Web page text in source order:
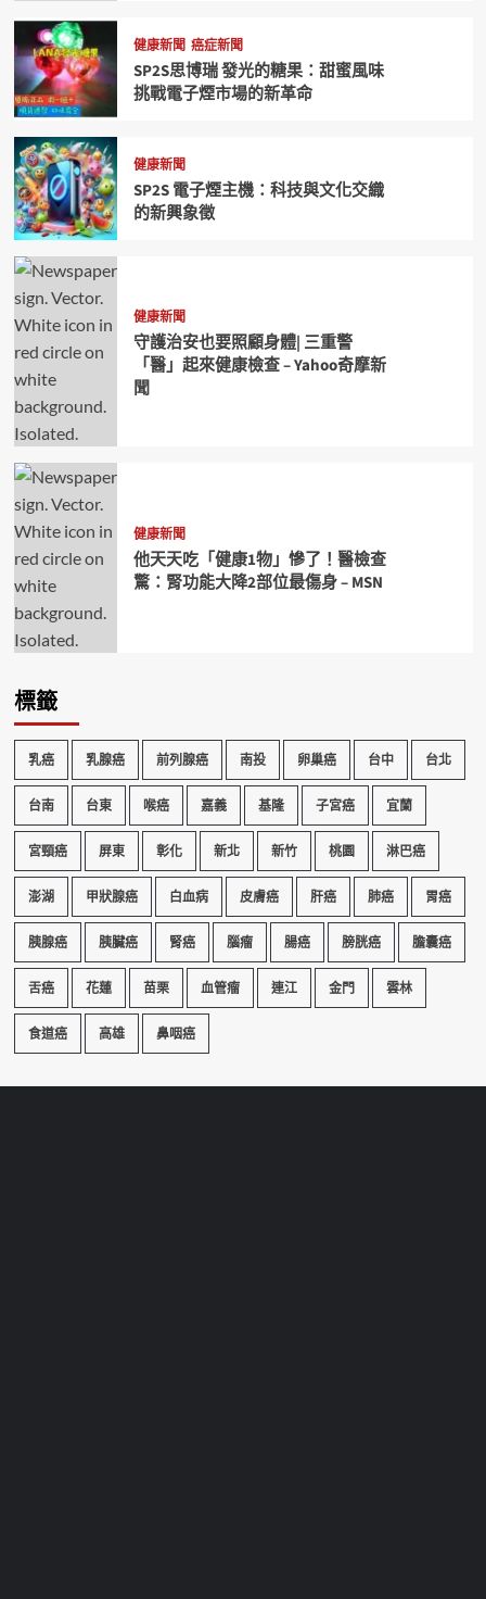
健康新聞 癌症新聞
SP2S思博瑞 發光的糖果：甜蜜風味
挑戰電子煙市場的新革命
健康新聞
SP2S 電子煙主機：科技與文化交織
的新興象徵
健康新聞
守護治安也要照顧身體| 三重警
「醫」起來健康檢查 – Yahoo奇摩新
聞
健康新聞
他天天吃「健康1物」慘了！醫檢查
驚：腎功能大降2部位最傷身 – MSN
標籤
乳癌 乳腺癌 前列腺癌 南投 卵巢癌 台中 台北
台南 台東 喉癌 嘉義 基隆 子宮癌 宜蘭
宮頸癌 屏東 彰化 新北 新竹 桃園 淋巴癌
澎湖 甲狀腺癌 白血病 皮膚癌 肝癌 肺癌 胃癌
胰腺癌 胰臟癌 腎癌 腦瘤 腸癌 膀胱癌 膽囊癌
舌癌 花蓮 苗栗 血管瘤 連江 金門 雲林
食道癌 高雄 鼻咽癌